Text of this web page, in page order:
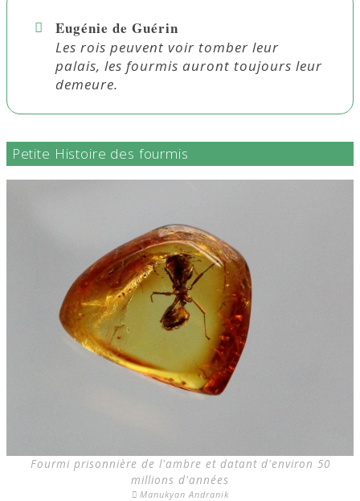
Eugénie de Guérin
Les rois peuvent voir tomber leur
palais, les fourmis auront toujours leur
demeure.
Petite Histoire des fourmis
Fourmi prisonnière de l'ambre et datant d'environ 50
millions d'années
Manukyan Andranik